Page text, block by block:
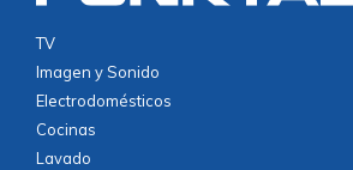
TV
Imagen y Sonido
Electrodomésticos
Cocinas
Lavado